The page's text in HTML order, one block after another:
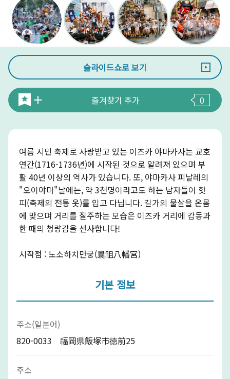
슬라이드쇼로 보기
즐겨찾기 추가 0
여름 시민 축제로 사랑받고 있는 이즈카 야마카사는 교호
연간(1716-1736년)에 시작된 것으로 알려져 있으며 부
활 40년 이상의 역사가 있습니다. 또, 야마카사 피날레의
"오이야마"날에는, 약 3천명이라고도 하는 남자들이 핫
피(축제의 전통 옷)를 입고 다닙니다. 길가의 물살을 온몸
에 맞으며 거리를 질주하는 모습은 이즈카 거리에 감동과
한 때의 청량감을 선사합니다!
시작점 : 노소하치만궁(曩祖八幡宮)
기본 정보
주소(일본어)
820-0033 福岡県飯塚市徳前25
주소